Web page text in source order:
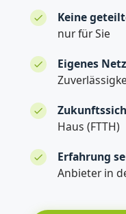
Keine
nur für Sie
Eigenes Netz
Haus (FTTH)
Erfahrung
Anbieter in